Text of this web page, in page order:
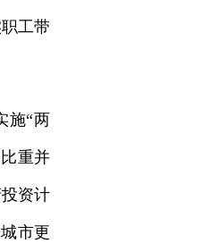
工带
施“两
重并
资计
市更